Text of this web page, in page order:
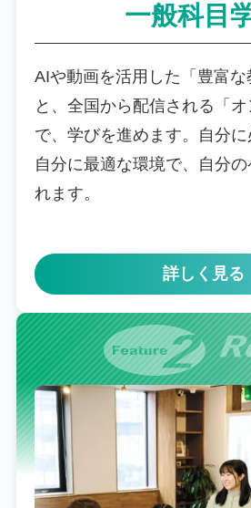
一般科目
AIや動画を活用した「豊富な
と、全国から配信される「オ
で、学びを進めます。自分に
自分に最適な環境で、自分
れます。
詳しく見る